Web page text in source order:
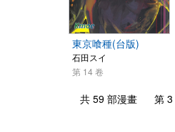
東京喰種(台版)
石田スイ
第 14 卷
共 59 部漫畫 第 3